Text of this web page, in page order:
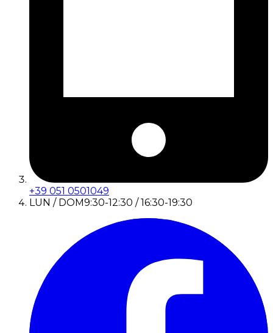
+39 051 0501049
LUN / DOM9:30-12:30 / 16:30-19:30